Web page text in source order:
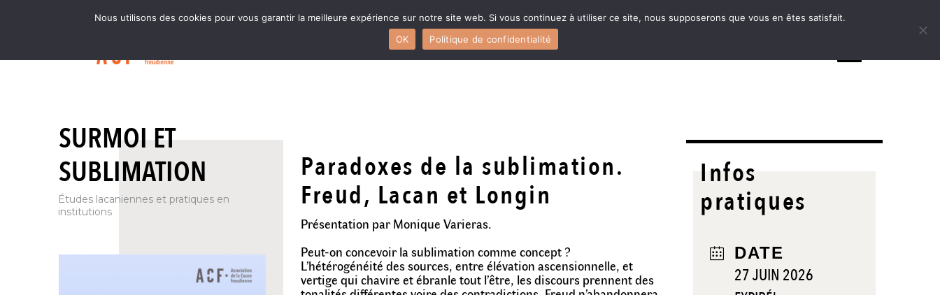
SURMOI ET
SUBLIMATION
Études lacaniennes et pratiques en
institutions
Paradoxes de la sublimation.
Freud, Lacan et Longin
Présentation par Monique Varieras.
Peut-on concevoir la sublimation comme concept ?
L’hétérogénéité des sources, entre élévation ascensionnelle, et
vertige qui chavire et ébranle tout l’être, les discours prennent des
Infos
pratiques
DATE
27 JUIN 2026
Nous utilisons des cookies pour vous garantir la meilleure expérience sur notre site web. Si vous continuez à utiliser ce site, nous supposerons que vous en êtes satisfait.
OK
Politique de confidentialité